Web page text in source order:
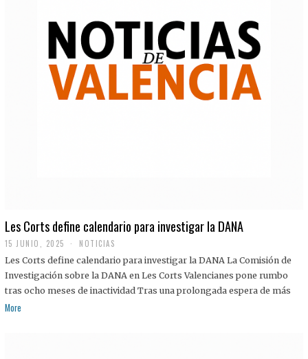
Les Corts define calendario para investigar la DANA
15 JUNIO, 2025 NOTICIAS
Les Corts define calendario para investigar la DANA La Comisión de
Investigación sobre la DANA en Les Corts Valencianes pone rumbo
tras ocho meses de inactividad Tras una prolongada espera de más
More